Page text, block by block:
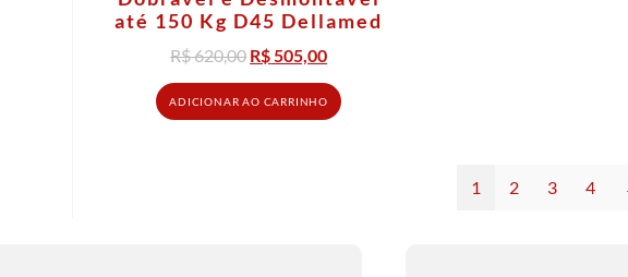
até 150 Kg D45 Dellamed
R$620,00 R$ 505,00
ADICIONAR AO CARRINHO
1 2 3 4